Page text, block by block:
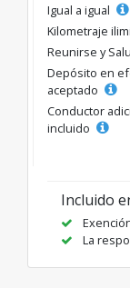
Igual a igual
Kilometraje
Reunirse y
Depósito en
aceptado
Conductor
incluido
Incluido
La